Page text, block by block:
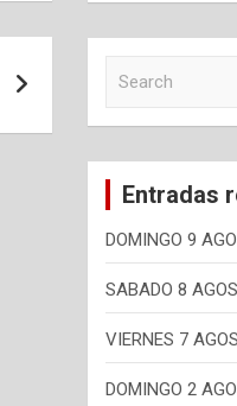
c
Entradas
DOMINGO 9
SABADO 8
VIERNES 7
DOMINGO 2